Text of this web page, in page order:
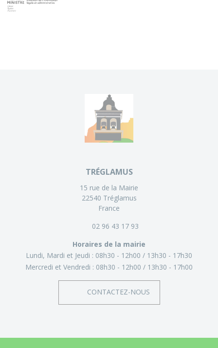
TRÉGLAMUS
15 rue de la Mairie
22540 Tréglamus
France
02 96 43 17 93
Horaires de la mairie
Lundi, Mardi et Jeudi : 08h30 - 12h00
13h30 - 17h30
Mercredi et Vendredi : 08h30 - 12h00 13h30 - 17h00
CONTACTEZ-NOUS